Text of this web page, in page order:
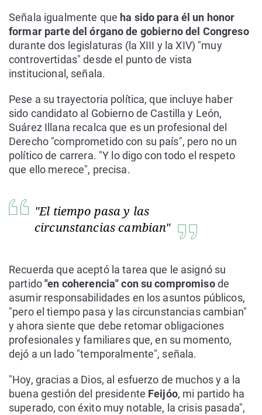
Señala igualmente que ha sido para él un honor
formar parte del órgano de gobierno del Congreso
durante dos legislaturas (la XIII y la XIV) "muy
controvertidas" desde el punto de vista
institucional, señala.
Pese a su trayectoria política, que incluye haber
sido candidato al Gobierno de Castilla y León,
Suárez Illana recalca que es un profesional del
Derecho "comprometido con su país", pero no un
político de carrera. "Y lo digo con todo el respeto
que ello merece", precisa.
"El tiempo pasa y las
circunstancias cambian"
Recuerda que aceptó la tarea que le asignó su
partido"en coherencia" con su compromisode
asumir responsabilidades en los asuntos públicos,
"pero el tiempo pasa y las circunstancias cambian"
y ahora siente que debe retomar obligaciones
profesionales y familiares que, en su momento,
dejó a un lado "temporalmente", señala.
"Hoy, gracias a Dios, al esfuerzo de muchos y a la
buena gestión del presidente Feijóo, mi partido ha
superado, con éxito muy notable, la crisis pasada",